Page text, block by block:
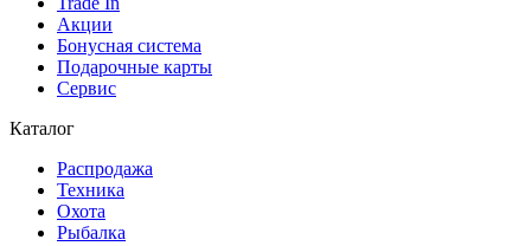
Акции
Бонусная система
Подарочные карты
Сервис
Каталог
Распродажа
Техника
Охота
Рыбалка